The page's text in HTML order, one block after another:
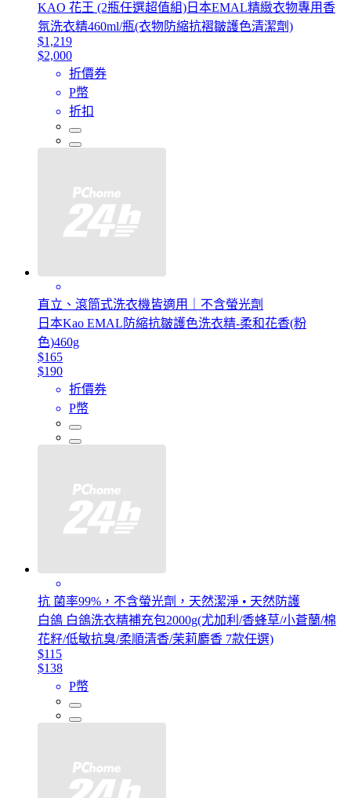
KAO 花王 (2瓶任選超值組)日本EMAL精緻衣物專用香
氛洗衣精460ml/瓶(衣物防縮抗褶皺護色清潔劑)
$1,219
$2,000
折價券
P幣
折扣
直立、滾筒式洗衣機皆適用｜不含螢光劑
日本Kao EMAL防縮抗皺護色洗衣精-柔和花香(粉
色)460g
$165
$190
折價券
P幣
抗 菌率99%，不含螢光劑，天然潔淨 • 天然防護
白鴿 白鴿洗衣精補充包2000g(尤加利/香蜂草/小蒼蘭/棉
花籽/低敏抗臭/柔順清香/茉莉麝香 7款任選)
$115
$138
P幣